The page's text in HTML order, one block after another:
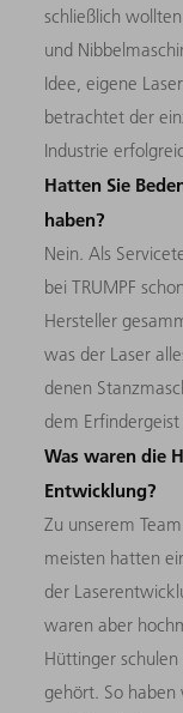
schließlich
und
Idee, eigene
betrachtet der
Industrie
Hatten Sie
haben?
Nein. Als
bei TRUMPF
Hersteller
was der Laser
denen
dem Erfindergeist
Was waren die
Entwicklung?
Zu unserem
meisten hatten
der
waren aber
Hüttinger schulen
gehört. So haben